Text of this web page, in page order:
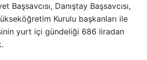
Başsavcısı, Danıştay Başsavcısı,
Kurulu başkanları ile
yurt içi gündeliği 686 liradan